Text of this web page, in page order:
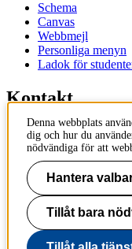
Schema
Canvas
Webbmejl
Personliga menyn
Ladok för
Kontakt
Kontakta
Kontakta kurs
IT-support
KTH Entré
KTH
100 44 Stockholm
+46 8 790 60 00
Denna webbplats
dig och hur du
nödvändiga för att
Hantera
Tillåt bara